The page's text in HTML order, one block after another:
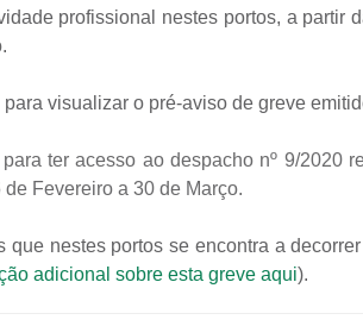
profissional nestes portos, a partir
para visualizar o pré-aviso de greve
para ter acesso ao despacho nº 9/2020
de Fevereiro a 30 de Março.
que nestes portos se encontra a
adicional sobre esta greve aqui).